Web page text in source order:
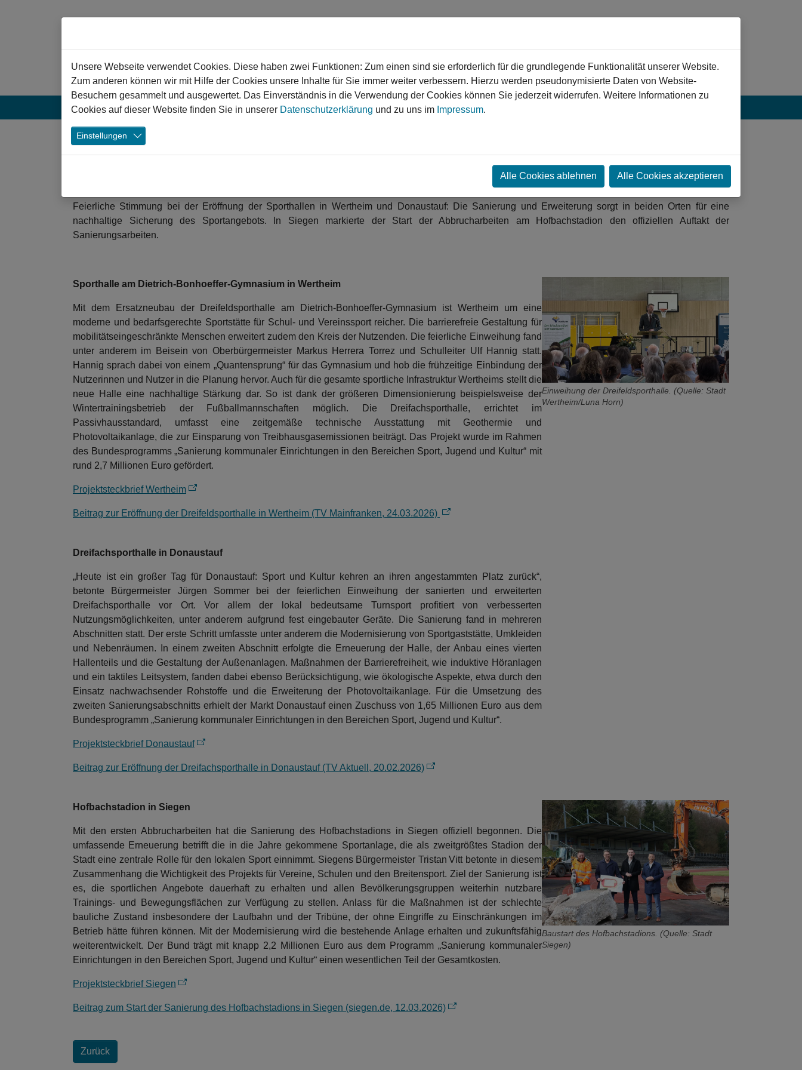
Aktuelles Projekte ❯ Veranstaltungen ❯ Service ❯ Login Kontakt
Ein „Quantensprung“ für den Sport
Siegen Hofbachstadion
Feierliche Stimmung bei der Eröffnung der Sporthallen in Wertheim und Donaustauf: Die Sanierung und Erweiterung sorgt in beiden Orten für eine
nachhaltige Sicherung des Sportangebots. In Siegen markierte der Start der Abbrucharbeiten am Hofbachstadion den offiziellen Auftakt der
Sanierungsarbeiten.
Einweihung der Dreifeldsporthalle. (Quelle: Stadt
Wertheim/Luna Horn)
Sporthalle am Dietrich-Bonhoeffer-Gymnasium in Wertheim
Mit dem Ersatzneubau der Dreifeldsporthalle am Dietrich-Bonhoeffer-Gymnasium ist Wertheim um eine
moderne und bedarfsgerechte Sportstätte für Schul- und Vereinssport reicher. Die barrierefreie Gestaltung für
mobilitätseingeschränkte Menschen erweitert zudem den Kreis der Nutzenden. Die feierliche Einweihung fand
unter anderem im Beisein von Oberbürgermeister Markus Herrera Torrez und Schulleiter Ulf Hannig statt.
Hannig sprach dabei von einem „Quantensprung“ für das Gymnasium und hob die frühzeitige Einbindung der
Nutzerinnen und Nutzer in die Planung hervor. Auch für die gesamte sportliche Infrastruktur Wertheims stellt die
neue Halle eine nachhaltige Stärkung dar. So ist dank der größeren Dimensionierung beispielsweise der
Wintertrainingsbetrieb der Fußballmannschaften möglich. Die Dreifachsporthalle, errichtet im
Passivhausstandard, umfasst eine zeitgemäße technische Ausstattung mit Geothermie und
Photovoltaikanlage, die zur Einsparung von Treibhausgasemissionen beiträgt. Das Projekt wurde im Rahmen
des Bundesprogramms „Sanierung kommunaler Einrichtungen in den Bereichen Sport, Jugend und Kultur“ mit
rund 2,7 Millionen Euro gefördert.
Projektsteckbrief Wertheim
Beitrag zur Eröffnung der Dreifeldsporthalle in Wertheim (TV Mainfranken, 24.03.2026)
Dreifachsporthalle in Donaustauf
„Heute ist ein großer Tag für Donaustauf: Sport und Kultur kehren an ihren angestammten Platz zurück“,
betonte Bürgermeister Jürgen Sommer bei der feierlichen Einweihung der sanierten und erweiterten
Dreifachsporthalle vor Ort. Vor allem der lokal bedeutsame Turnsport profitiert von verbesserten
Nutzungsmöglichkeiten, unter anderem aufgrund fest eingebauter Geräte. Die Sanierung fand in mehreren
Abschnitten statt. Der erste Schritt umfasste unter anderem die Modernisierung von Sportgaststätte, Umkleiden
und Nebenräumen. In einem zweiten Abschnitt erfolgte die Erneuerung der Halle, der Anbau eines vierten
Hallenteils und die Gestaltung der Außenanlagen. Maßnahmen der Barrierefreiheit, wie induktive Höranlagen
und ein taktiles Leitsystem, fanden dabei ebenso Berücksichtigung, wie ökologische Aspekte, etwa durch den
Einsatz nachwachsender Rohstoffe und die Erweiterung der Photovoltaikanlage. Für die Umsetzung des
zweiten Sanierungsabschnitts erhielt der Markt Donaustauf einen Zuschuss von 1,65 Millionen Euro aus dem
Bundesprogramm „Sanierung kommunaler Einrichtungen in den Bereichen Sport, Jugend und Kultur“.
Projektsteckbrief Donaustauf
Beitrag zur Eröffnung der Dreifachsporthalle in Donaustauf (TV Aktuell, 20.02.2026)
Baustart des Hofbachstadions. (Quelle: Stadt
Siegen)
Hofbachstadion in Siegen
Mit den ersten Abbrucharbeiten hat die Sanierung des Hofbachstadions in Siegen offiziell begonnen. Die
umfassende Erneuerung betrifft die in die Jahre gekommene Sportanlage, die als zweitgrößtes Stadion der
Stadt eine zentrale Rolle für den lokalen Sport einnimmt. Siegens Bürgermeister Tristan Vitt betonte in diesem
Zusammenhang die Wichtigkeit des Projekts für Vereine, Schulen und den Breitensport. Ziel der Sanierung ist
es, die sportlichen Angebote dauerhaft zu erhalten und allen Bevölkerungsgruppen weiterhin nutzbare
Trainings- und Bewegungsflächen zur Verfügung zu stellen. Anlass für die Maßnahmen ist der schlechte
bauliche Zustand insbesondere der Laufbahn und der Tribüne, der ohne Eingriffe zu Einschränkungen im
Betrieb hätte führen können. Mit der Modernisierung wird die bestehende Anlage erhalten und zukunftsfähig
weiterentwickelt. Der Bund trägt mit knapp 2,2 Millionen Euro aus dem Programm „Sanierung kommunaler
Einrichtungen in den Bereichen Sport, Jugend und Kultur“ einen wesentlichen Teil der Gesamtkosten.
Projektsteckbrief Siegen
Beitrag zum Start der Sanierung des Hofbachstadions in Siegen (siegen.de, 12.03.2026)
Zurück
Unsere Webseite verwendet Cookies. Diese haben zwei Funktionen: Zum einen sind sie erforderlich für die grundlegende Funktionalität unserer Website.
Zum anderen können wir mit Hilfe der Cookies unsere Inhalte für Sie immer weiter verbessern. Hierzu werden pseudonymisierte Daten von Website-
Besuchern gesammelt und ausgewertet. Das Einverständnis in die Verwendung der Cookies können Sie jederzeit widerrufen. Weitere Informationen zu
Cookies auf dieser Website finden Sie in unserer Datenschutzerklärung und zu uns im Impressum.
Einstellungen
Alle Cookies ablehnen Alle Cookies akzeptieren